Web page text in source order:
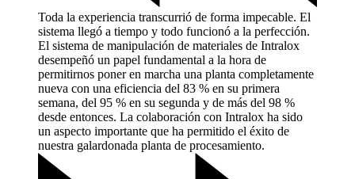
Toda la experiencia transcurrió de forma impecable. El
sistema llegó a tiempo y todo funcionó a la perfección.
El sistema de manipulación de materiales de Intralox
desempeñó un papel fundamental a la hora de
permitirnos poner en marcha una planta completamente
nueva con una eficiencia del 83 % en su primera
semana, del 95 % en su segunda y de más del 98 %
desde entonces. La colaboración con Intralox ha sido
un aspecto importante que ha permitido el éxito de
nuestra galardonada planta de procesamiento.